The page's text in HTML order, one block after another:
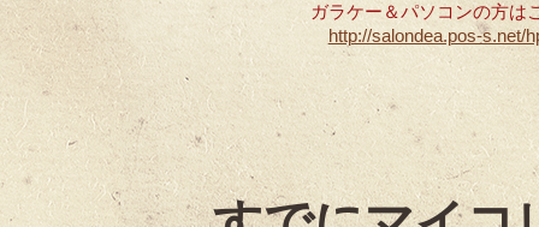
ガラケー＆パソコンの方は
http://salondea.pos-s.net/